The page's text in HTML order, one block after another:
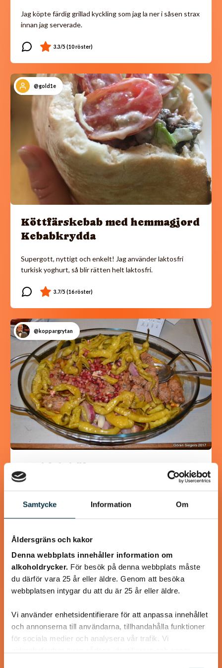
Samtycke Information Om
Åldersgräns och kakor
Denna webbplats innehåller information om
alkoholdrycker. För besök på denna webbplats måste
du därför vara 25 år eller äldre. Genom att besöka
webbplatsen intygar du att du är 25 år eller äldre.
Vi använder enhetsidentifierare för att anpassa innehållet
och annonserna till användarna, tillhandahålla funktioner
för sociala medier och analysera vår trafik. Vi
Jag köpte färdig grillad kyckling som jag la ner i såsen strax
innan jag serverade.
@gold1e
Köttfärskebab med hemmagjord
Kebabkrydda
Supergott, nyttigt och enkelt! Jag använder laktosfri
turkisk yoghurt, så blir rätten helt laktosfri.
@koppargrytan
Turkisk köfte
En längtan till Turkisk mat
@koppargrytan